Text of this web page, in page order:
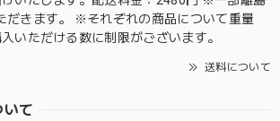
だきます。 ※それぞれの商品について重量
いただける数に制限がございます。
送料について
いて